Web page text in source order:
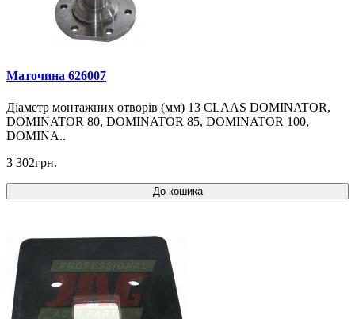
Маточина 626007
Діаметр монтажних отворів (мм) 13 CLAAS DOMINATOR,
DOMINATOR 80, DOMINATOR 85, DOMINATOR 100,
DOMINA..
3 302грн.
До кошика